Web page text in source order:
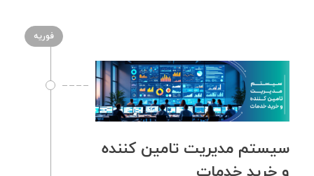
فوریه
سیستم مدیریت تامین کننده